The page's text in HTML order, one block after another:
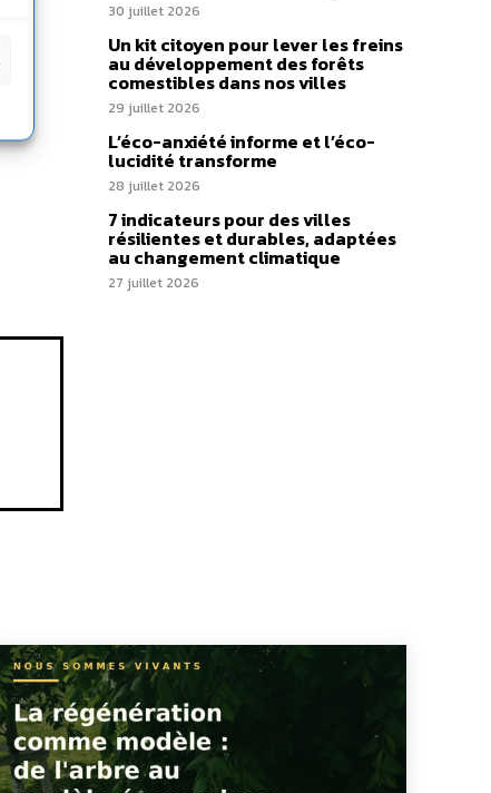
30 juillet 2026
Un kit citoyen pour lever les freins
au développement des forêts
comestibles dans nos villes
29 juillet 2026
L’éco-anxiété informe et l’éco-
lucidité transforme
28 juillet 2026
7 indicateurs pour des villes
résilientes et durables, adaptées
au changement climatique
27 juillet 2026